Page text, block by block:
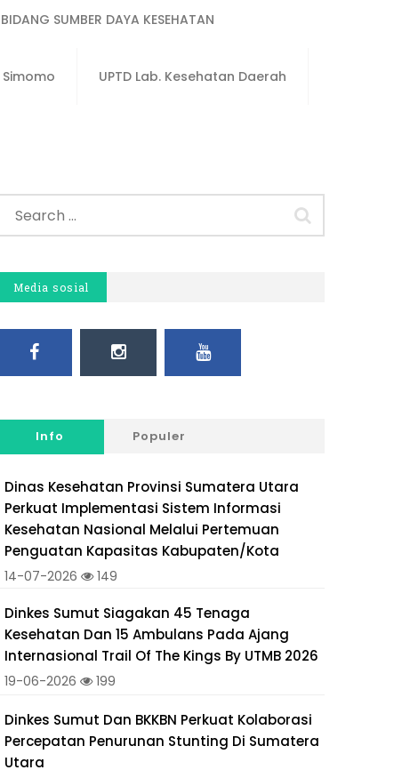
BIDANG SUMBER DAYA KESEHATAN
Simomo UPTD Lab. Kesehatan Daerah
Media sosial
Info Populer
Dinas Kesehatan Provinsi Sumatera Utara
Perkuat Implementasi Sistem Informasi
Kesehatan Nasional Melalui Pertemuan
Penguatan Kapasitas Kabupaten/Kota
14-07-2026 149
Dinkes Sumut Siagakan 45 Tenaga
Kesehatan Dan 15 Ambulans Pada Ajang
Internasional Trail Of The Kings By UTMB 2026
19-06-2026 199
Dinkes Sumut Dan BKKBN Perkuat Kolaborasi
Percepatan Penurunan Stunting Di Sumatera
Utara